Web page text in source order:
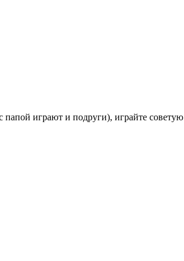
играют и подруги), играйте советую